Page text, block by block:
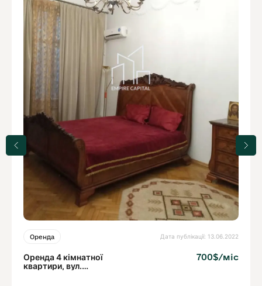
Оренда Дата публікації: 13.06.2022
Оренда 4 кімнатної
квартири, вул.
700$/міс